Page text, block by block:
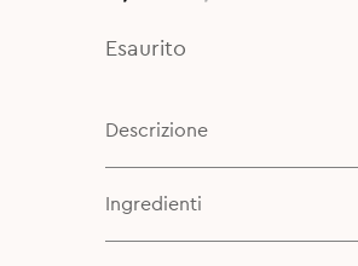
was:
is:
Esaurito
Descrizione
Ingredienti